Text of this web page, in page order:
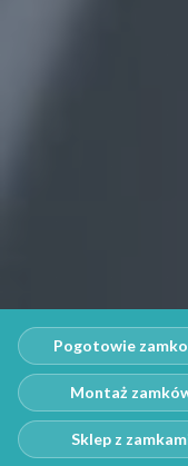
Pogotowie
Montaż
Sklep z